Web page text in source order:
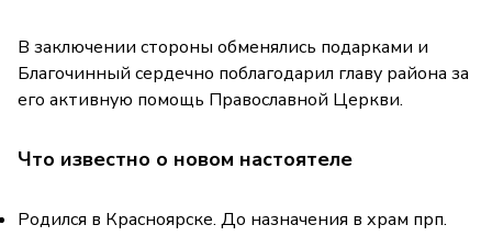
В заключении стороны обменялись подарками и
Благочинный сердечно поблагодарил главу района за
его активную помощь Православной Церкви.
Что известно о новом настоятеле
Родился в Красноярске. До назначения в храм прп.